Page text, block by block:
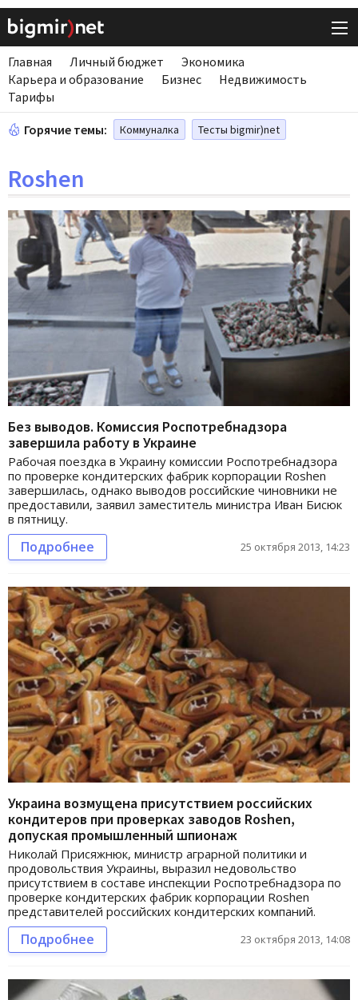
Главная Личный бюджет
Экономика
Карьера и образование
Бизнес
Недвижимость
Тарифы
Горячие темы: Коммуналка Тесты bigmir)net
Roshen
Без выводов. Комиссия Роспотребнадзора
завершила работу в Украине
Рабочая поездка в Украину комиссии Роспотребнадзора
по проверке кондитерских фабрик корпорации Roshen
завершилась, однако выводов российские чиновники не
предоставили, заявил заместитель министра Иван Бисюк
в пятницу.
Подробнее 25 октября 2013, 14:23
Украина возмущена присутствием российских
кондитеров при проверках заводов Roshen,
допуская промышленный шпионаж
Николай Присяжнюк, министр аграрной политики и
продовольствия Украины, выразил недовольство
присутствием в составе инспекции Роспотребнадзора по
проверке кондитерских фабрик корпорации Roshen
представителей российских кондитерских компаний.
Подробнее 23 октября 2013, 14:08